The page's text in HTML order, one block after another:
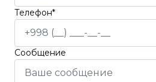
Телефон*
Сообщение